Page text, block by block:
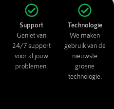
Support
Geniet van
24/7 support
voor al jouw
problemen.
Technologie
We maken
gebruik van de
nieuwste
groene
technologie.